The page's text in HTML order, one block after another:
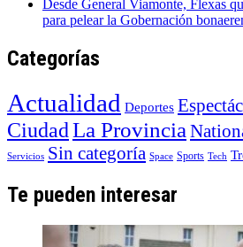
Desde General Viamonte, Flexas
para pelear la Gobernación
Categorías
Actualidad Deportes
Ciudad La Provincia
Servicios Sin categoría Space Sports Tech
Te pueden interesar